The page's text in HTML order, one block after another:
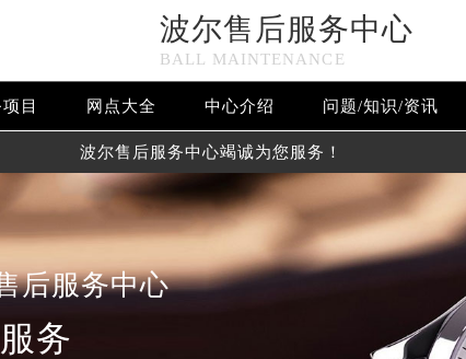
波尔售后服务中心
BALL MAINTENANCE
目 网点大全 中心介绍 问题/知识/资讯
波尔售后服务中心竭诚为您服务！
后服务中心
务